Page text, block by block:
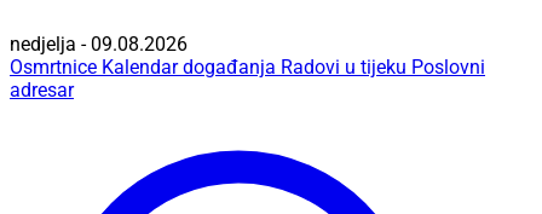
nedjelja - 09.08.2026
Osmrtnice Kalendar događanja Radovi u tijeku Poslovni
adresar